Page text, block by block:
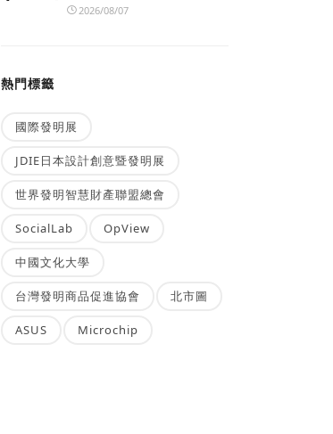
2026/08/07
熱門標籤
國際發明展
JDIE日本設計創意暨發明展
世界發明智慧財產聯盟總會
SocialLab OpView
中國文化大學
台灣發明商品促進協會 北市圖
ASUS Microchip